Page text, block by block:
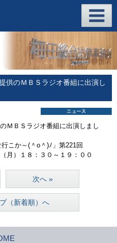
供のＭＢＳラジオ番組に出演し
ＭＢＳラジオ番組に出演しまし
こか～(＾o＾)ﾉ」第221回
月）１８：３０～１９：００
（新着順）へ
次へ »